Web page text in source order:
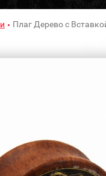
Плаг Дерево с